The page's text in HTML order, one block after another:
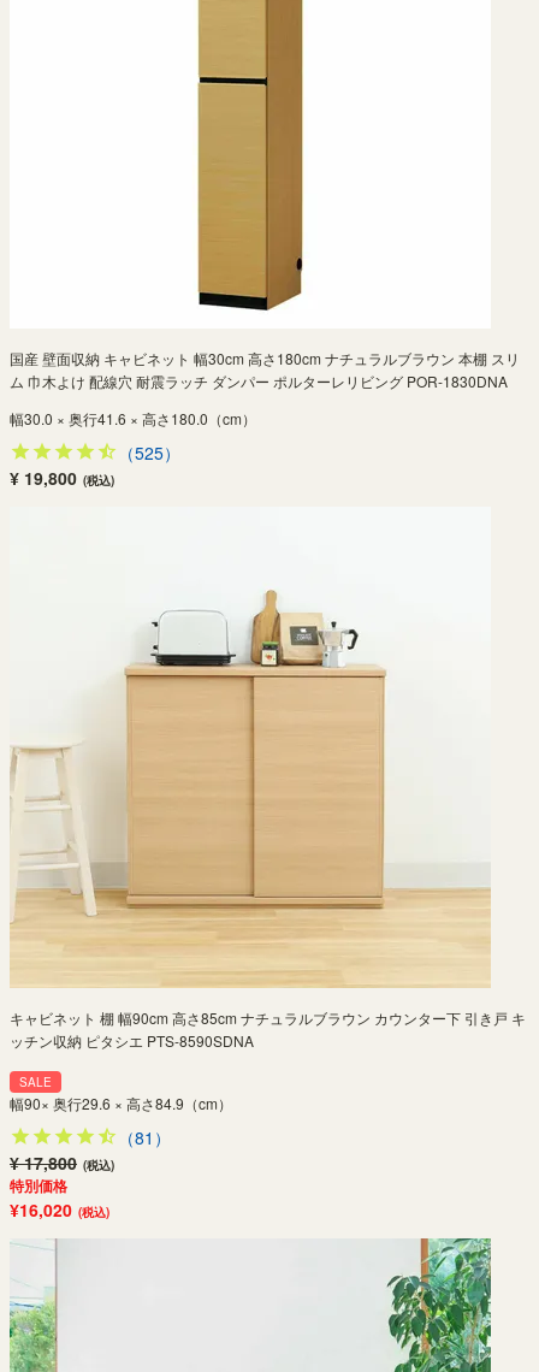
国産 壁面収納 キャビネット 幅30cm 高さ180cm ナチュラルブラウン 本棚 スリ
ム 巾木よけ 配線穴 耐震ラッチ ダンパー ポルターレリビング POR-1830DNA
幅30.0 × 奥行41.6 × 高さ180.0（cm）
（525）
¥ 19,800 (税込)
キャビネット 棚 幅90cm 高さ85cm ナチュラルブラウン カウンター下 引き戸 キ
ッチン収納 ピタシエ PTS-8590SDNA
SALE
幅90× 奥行29.6 × 高さ84.9（cm）
（81）
¥ 17,800 (税込)
特別価格
¥16,020 (税込)